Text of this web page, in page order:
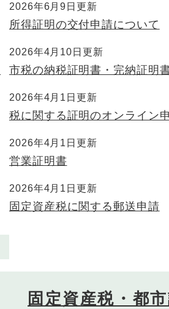
2026年6月9日更新
所得証明の交付申請について
2026年4月10日更新
市税の納税証明書・完納証明
2026年4月1日更新
税に関する証明のオンライン
2026年4月1日更新
営業証明書
2026年4月1日更新
固定資産税に関する郵送申請
固定資産税・都